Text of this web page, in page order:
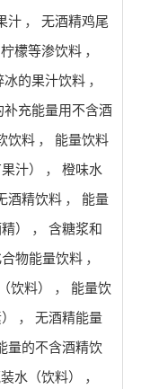
汁 ，
无酒精鸡尾
柠檬等渗饮料 ，
冰的果汁饮料 ，
补充能量用不含酒
饮料 ，
能量饮料
汁） ，
橙味水
酒精饮料 ，
能量
） ，
含糖浆和
物能量饮料 ，
饮料） ，
能量饮
，
无酒精能量
量的不含酒精饮
水（饮料）
，